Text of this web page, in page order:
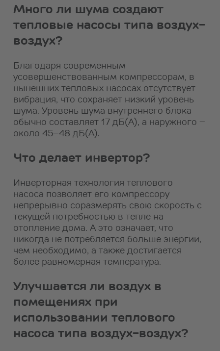
Много ли шума создают
тепловые насосы типа воздух-
воздух?
Благодаря современным
усовершенствованным компрессорам, в
нынешних тепловых насосах отсутствует
вибрация, что сохраняет низкий уровень
шума. Уровень шума внутреннего блока
обычно составляет 17 дБ(А), а наружного –
около 45–48 дБ(А).
Что делает инвертор?
Инверторная технология теплового
насоса позволяет его компрессору
непрерывно соразмерять свою скорость с
текущей потребностью в тепле на
отопление дома. А это означает, что
никогда не потребляется больше энергии,
чем необходимо, а также достигается
более равномерная температура.
Улучшается ли воздух в
помещениях при
использовании теплового
насоса типа воздух-воздух?